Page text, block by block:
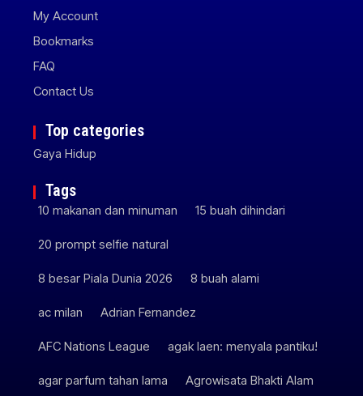
My Account
Bookmarks
FAQ
Contact Us
Top categories
Gaya Hidup
Tags
10 makanan dan minuman 15 buah dihindari
20 prompt selfie natural
8 besar Piala Dunia 2026 8 buah alami
ac milan Adrian Fernandez
AFC Nations League agak laen: menyala pantiku!
agar parfum tahan lama Agrowisata Bhakti Alam